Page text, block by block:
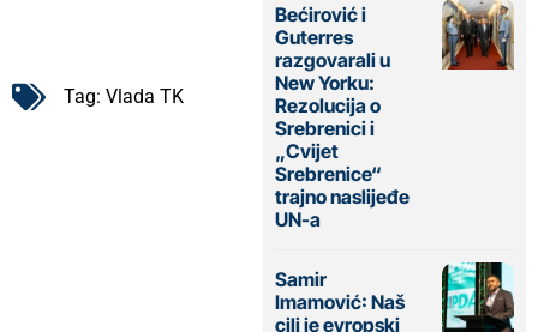
Tag: Vlada TK
Bećirović i
Guterres
razgovarali u
New Yorku:
Rezolucija o
Srebrenici i
„Cvijet
Srebrenice“
trajno naslijeđe
UN-a
Samir
Imamović: Naš
cilj je evropski